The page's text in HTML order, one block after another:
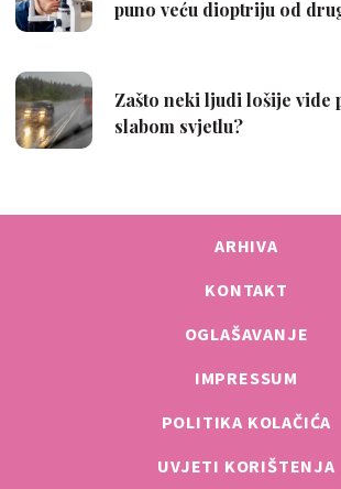
ARHIVA
KONTAKT
OGLAŠAVANJE
IMPRESSUM
POLITIKA KOLAČIĆA
UVJETI KORIŠTENJA